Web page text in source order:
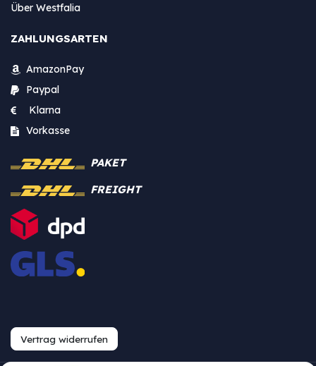
Über Westfalia
ZAHLUNGSARTEN
AmazonPay
Paypal
Klarna
Vorkasse
PAKET
FREIGHT
Vertrag widerrufen